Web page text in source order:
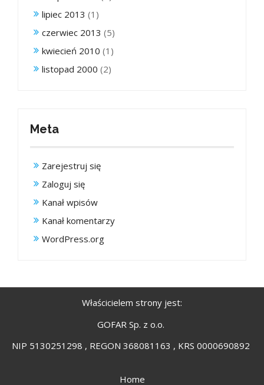
lipiec 2013 (1)
czerwiec 2013 (5)
kwiecień 2010 (1)
listopad 2000 (2)
Meta
Zarejestruj się
Zaloguj się
Kanał wpisów
Kanał komentarzy
WordPress.org
Właścicielem strony jest:
GOFAR Sp. z o.o.
NIP 5130251298 , REGON 368081163 , KRS 0000690892
Home